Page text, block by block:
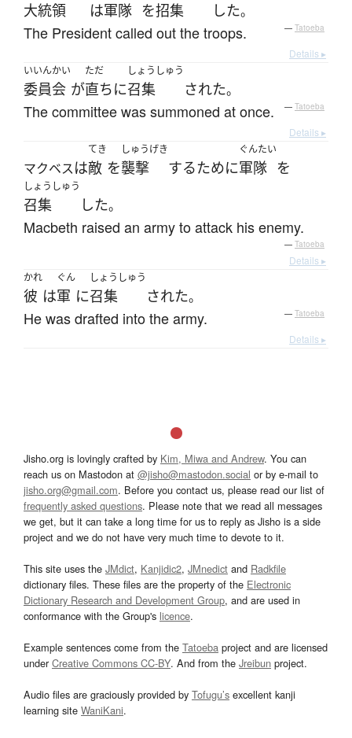
大統領 は軍隊 を招集 した。
The President called out the troops. — Tatoeba
Details ▸
いいんかい
委員会 が
ただ
直ちに
しょうしゅう
召集 された。
The committee was summoned at once. — Tatoeba
Details ▸
マクベスは
てき
敵 を
しゅうげき
襲撃 するために
ぐんたい
軍隊 を
しょうしゅう
召集 した。
Macbeth raised an army to attack his enemy.
— Tatoeba
Details ▸
かれ
彼 は
ぐん
軍 に
しょうしゅう
召集 された。
He was drafted into the army. — Tatoeba
Details ▸
Jisho.org is lovingly crafted by Kim, Miwa and Andrew. You can
reach us on Mastodon at @jisho@mastodon.social or by e-mail to
jisho.org@gmail.com. Before you contact us, please read our list of
frequently asked questions. Please note that we read all messages
we get, but it can take a long time for us to reply as Jisho is a side
project and we do not have very much time to devote to it.
This site uses the JMdict, Kanjidic2, JMnedict and Radkfile
dictionary files. These files are the property of the Electronic
Dictionary Research and Development Group, and are used in
conformance with the Group's licence.
Example sentences come from the Tatoeba project and are licensed
underCreative Commons CC-BY. And from the Jreibun project.
Audio files are graciously provided by Tofugu’s excellent kanji
learning site WaniKani.